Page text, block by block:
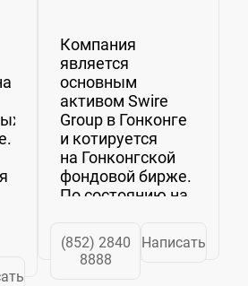
Компания
является
основным
активом Swire
Group в Гонконге
и котируется
на Гонконгской
фондовой бирже.
По состоянию на
Swire Pacific
работало более
100 тыс. человек,
(852) 2840
8888
Написать